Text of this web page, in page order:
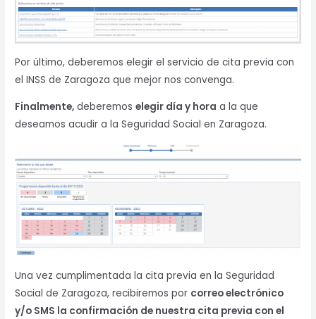
Por último, deberemos elegir el servicio de cita previa con
el INSS de Zaragoza que mejor nos convenga.
Finalmente, deberemoselegir día y hora a la que
deseamos acudir a la Seguridad Social en Zaragoza.
Una vez cumplimentada la cita previa en la Seguridad
Social de Zaragoza, recibiremos por correo electrónico
y/o SMS la confirmación de nuestra cita previa con el